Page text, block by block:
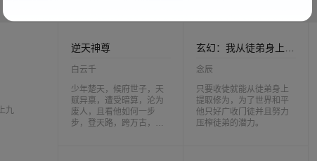
九
逆天神尊
白云千
少年楚天，候府世子，天
赋异禀，遭受暗算，沦为
废人，且看他如何一步
步，登天路，跨万古，破
念辰
只要收徒就能从徒弟身上
提取修为，为了世界和平
他只好广收门徒并且努力
压榨徒弟的潜力。